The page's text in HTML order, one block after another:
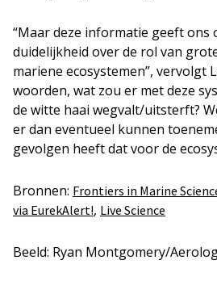
“Maar deze informatie geeft ons
duidelijkheid over de rol van
mariene ecosystemen”, vervolgt
woorden, wat zou er met deze
de witte haai wegvalt/uitsterft?
er dan eventueel kunnen
gevolgen heeft dat voor de
Bronnen: Frontiers in Marine
via EurekAlert!, Live Science
Beeld: Ryan Montgomery/